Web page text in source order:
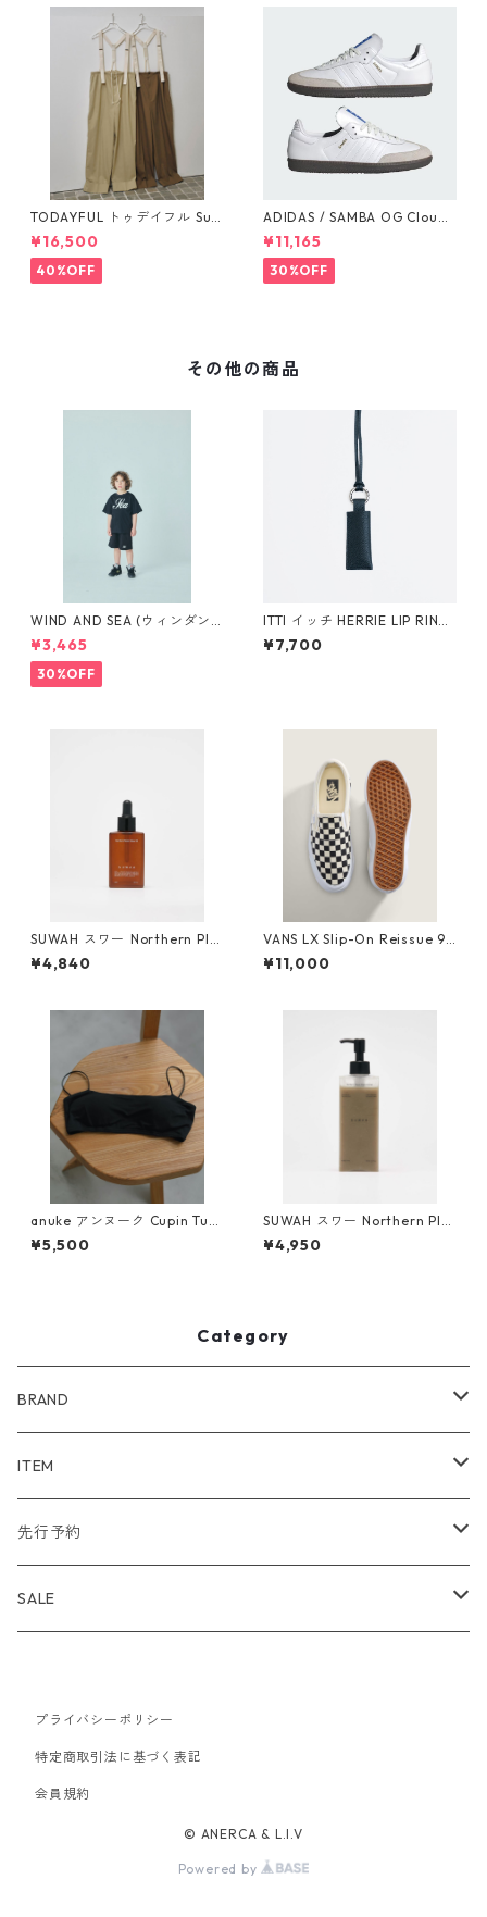
TODAYFUL トゥデイフル Sus
penders Highwaist Pants 12
510703
¥16,500
40%OFF
ADIDAS / SAMBA OG Cloud
White / Cloud White / Gum
(IE3439)
¥11,165
30%OFF
その他の商品
WIND AND SEA (ウィンダン
シー)SMOOTHY x WDS Child
S/S tee(BLACK)WDS-C-SMT-
25-Q4-02
¥3,465
30%OFF
ITTI イッチ HERRIE LIP RING
/ DIPLO FJORD (BLACK)
¥7,700
SUWAH スワー ️Northern Pla
cen Mayu Oil
¥4,840
VANS LX Slip-On Reissue 98
メンズ レディース VN000CS
E2BO BLACK/OFF WHITE
¥11,000
anuke アンヌーク Cupin Tub
e Bratop (BLK) 62510625
¥5,500
SUWAH スワー Northern Pla
cen Cleansing Gel
¥4,950
Category
BRAND
WIND AND SEA
アウター
トップス
バッグ
NAISSANCE
アウター
ボトムス
bal
トップス
ボトムス
アウター
トップス
MAISON EUREKA
アウター
SON OF THE CHEESE
ITEM
アウター
トップス
ワンピース
バッグ
先行予約
TODAYFUL 2020 SUMMER
Uhr 2025 Autumn / Winter
Uhr 2025 SPRING / SUMMER
SALE
20%
30%
プライバシーポリシー
特定商取引法に基づく表記
会員規約
© ANERCA & L.I.V
Powered by